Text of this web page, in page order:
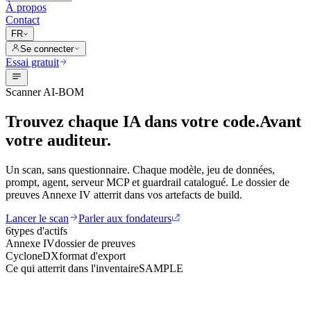
À propos
Contact
FR
Se connecter
Essai gratuit
Scanner AI-BOM
Trouvez chaque IA dans votre code.Avant
votre auditeur.
Un scan, sans questionnaire. Chaque modèle, jeu de données,
prompt, agent, serveur MCP et guardrail catalogué. Le dossier de
preuves Annexe IV atterrit dans vos artefacts de build.
Lancer le scan
Parler aux fondateurs
6types d'actifs
Annexe IVdossier de preuves
CycloneDXformat d'export
Ce qui atterrit dans l'inventaireSAMPLE